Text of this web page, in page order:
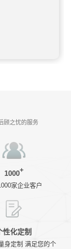
顾之忧的服务
1000+
家企业客户
性化定制
身定制 满足您的个